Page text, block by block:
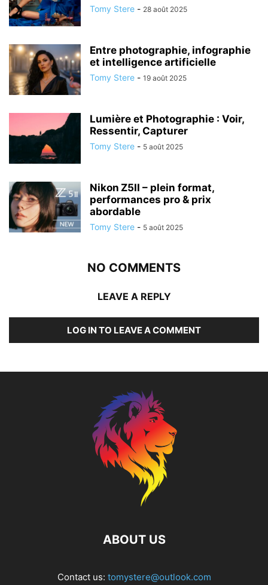
Tomy Stere - 28 août 2025
Entre photographie, infographie
et intelligence artificielle
Tomy Stere - 19 août 2025
Lumière et Photographie : Voir,
Ressentir, Capturer
Tomy Stere - 5 août 2025
Nikon Z5II – plein format,
performances pro & prix
abordable
Tomy Stere - 5 août 2025
NO COMMENTS
LEAVE A REPLY
LOG IN TO LEAVE A COMMENT
ABOUT US
Contact us: tomystere@outlook.com